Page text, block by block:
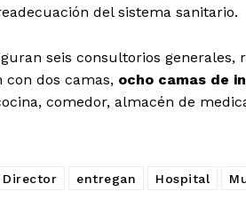
del sistema sanitario.
seis consultorios generales,
con dos camas, ocho camas de
comedor, almacén de
Director entregan Hospital